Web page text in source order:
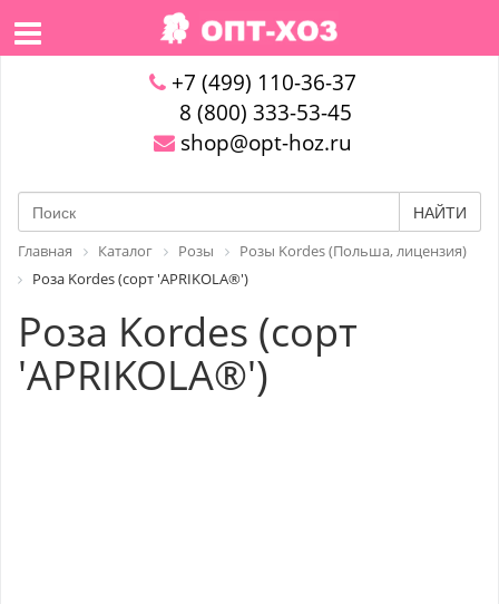
+7 (499) 110-36-37
8 (800) 333-53-45
shop@opt-hoz.ru
НАЙТИ
Главная Каталог Розы
Розы Kordes (Польша, лицензия)
Роза Kordes (сорт 'APRIKOLA®')
Роза Kordes (сорт
'APRIKOLA®')